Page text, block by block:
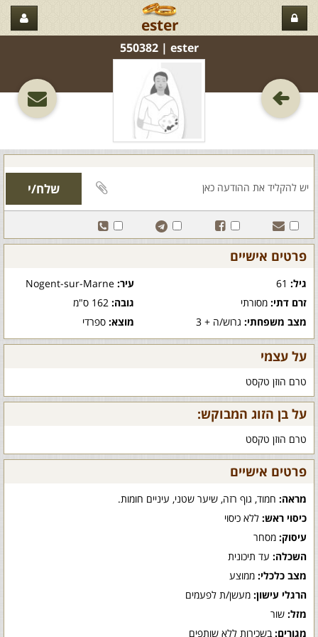
ester
ester‏ | 550382
פרטים אישיים
גיל: עיר:Nogent-sur-Marne
זרם דתי: מסורתי גובה:162 ס"מ
מצב משפחתי: גרוש/ה + 3 מוצא:ספרדי
על עצמי
טרם הוזן טקסט
על בן הזוג המבוקש:
טרם הוזן טקסט
פרטים אישיים
מראה: חמוד, גוף רזה, שיער שטני, עיניים חומות.
כיסוי ראש: ללא כיסוי
עיסוק: מסחר
השכלה: עד תיכונית
מצב כלכלי: ממוצע
הרגלי עישון: מעשן/ת לפעמים
מזל: שור
מגורים: בשכירות ללא שותפים